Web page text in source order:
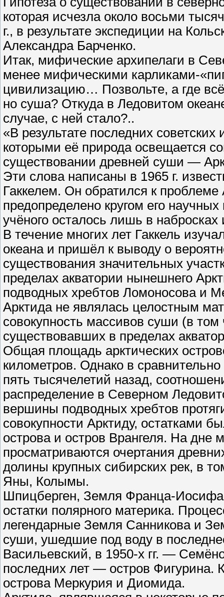
которая исчезла около восьми
г., в результате экспедиции на
Александра Барченко.
Итак, мифические архипелаги в
менее мифическими карликами-
цивилизацию… Позвольте, а где
но суша? Откуда в Ледовитом
случае, с ней стало?..
«В результате последних
которыми её природа освещается
существовании древней суши —
Эти слова написаны в 1965 г.
Гаккелем. Он обратился к
предопределено кругом его
учёного осталось лишь в набросках
В течение многих лет Гаккель
океана и пришёл к выводу о
существования значительных
пределах акватории нынешнего
подводных хребтов Ломоносова и
Арктида не являлась целостным
совокупность массивов суши (в
существовавших в пределах
Общая площадь арктических
километров. Однако в
пять тысячелетий назад,
распределение в Северном
вершины подводных хребтов
совокупности Арктиду, остатками
острова и остров Врангеля. На дне
просматриваются очертания
долины крупных сибирских рек, в
Яны, Колымы.
Шпицберген, Земля Франца-Иосифа
остатки полярного материка.
легендарные Земля Санникова и
суши, ушедшие под воду в
Васильевский, в 1950-х гг. —
последних лет — остров Фигурина.
острова Меркурия и Диомида.